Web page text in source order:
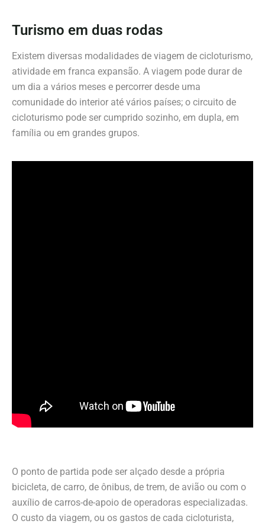
Turismo em duas rodas
Existem diversas modalidades de viagem de cicloturismo,
atividade em franca expansão. A viagem pode durar de
um dia a vários meses e percorrer desde uma
comunidade do interior até vários países; o circuito de
cicloturismo pode ser cumprido sozinho, em dupla, em
família ou em grandes grupos.
O ponto de partida pode ser alçado desde a própria
bicicleta, de carro, de ônibus, de trem, de avião ou com o
auxílio de carros-de-apoio de operadoras especializadas.
O custo da viagem, ou os gastos de cada cicloturista,